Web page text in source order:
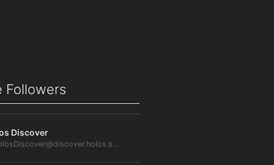
Followers
Discover
@HolosDiscover@discover.holos.social